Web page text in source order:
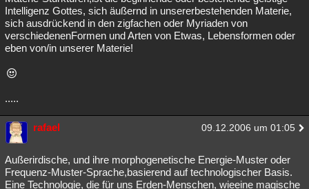
Intelligenz Gottes, sich äußernd in unsererbestehenden Materie,
sich ausdrückend in den zigfachen oder Myriaden von
verschiedenenFormen und Arten von Etwas, Lebensformen oder
eben von/in unserer Materie!
.....
rafael 09.12.2006 um 01:05
Außerirdische, und ihre morphogenetische Energie-Muster oder
Frequenz-Muster-Sprache,basierend auf technologischer Basis.
Eine Technologie, die für uns Erden-Menschen, wieeine magische